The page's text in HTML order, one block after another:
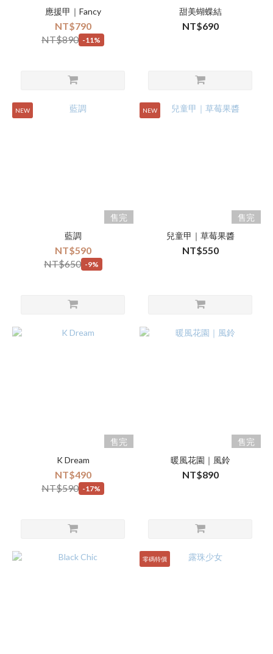
應援甲｜Fancy
NT$790
NT$890 -11%
甜美蝴蝶結
NT$690
NEW
售完
藍調
NT$590
NT$650 -9%
NEW
售完
兒童甲｜草莓果醬
NT$550
售完
K Dream
NT$490
NT$590 -17%
售完
暖風花園｜風鈴
NT$890
零碼特價